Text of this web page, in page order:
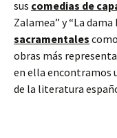
sus comedias de
Zalamea” y “La
sacramentales
obras más
en ella encontramos
de la literatura